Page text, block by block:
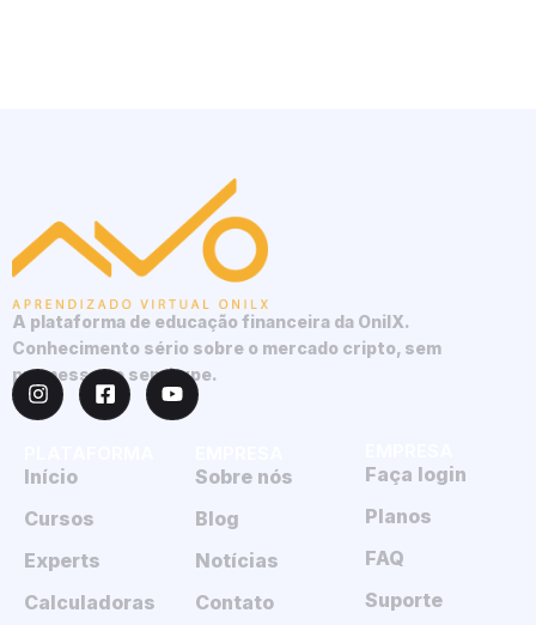
A plataforma de educação financeira da OnilX.
Conhecimento sério sobre o mercado cripto, sem
promessas e sem hype.
Início
Cursos
Experts
Calculadoras
Sobre nós
Blog
Notícias
Contato
Faça login
Planos
FAQ
Suporte